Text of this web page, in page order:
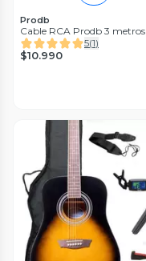
Prodb
Cable RCA Prodb 3 metros
5(1)
$10.990